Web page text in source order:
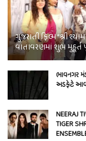
ગુજરાતી ફિલ્મ “શ્રી
વાતાવરણમાં શુભ
ભાવનગર
અડફેટે
NEERAJ
TIGER